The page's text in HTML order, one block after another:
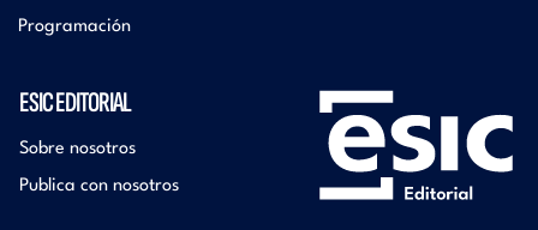
Programación
ESIC EDITORIAL
Sobre nosotros
Publica con nosotros